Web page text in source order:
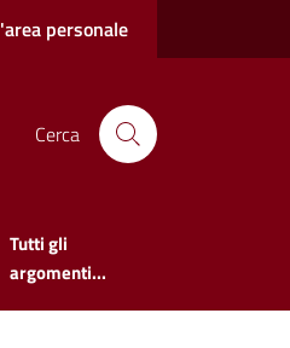
personale
Cerca
Tutti gli
argomenti...